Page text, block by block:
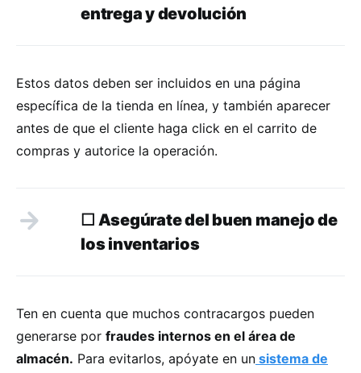
entrega y devolución
Estos datos deben ser incluidos en una página
específica de la tienda en línea, y también aparecer
antes de que el cliente haga click en el carrito de
compras y autorice la operación.
☐ Asegúrate del buen manejo de
los inventarios
Ten en cuenta que muchos contracargos pueden
generarse por fraudes internos en el área de
almacén. Para evitarlos, apóyate en un sistema de